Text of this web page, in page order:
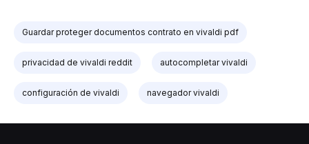
Guardar proteger documentos contrato en vivaldi pdf
privacidad de vivaldi reddit autocompletar vivaldi
configuración de vivaldi navegador vivaldi